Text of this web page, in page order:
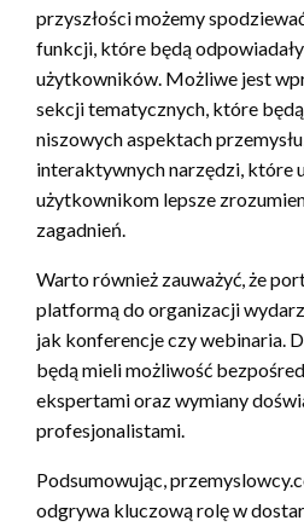
przyszłości możemy
funkcji, które będą
użytkowników. Możliwe jest
sekcji tematycznych, które
niszowych aspektach
interaktywnych narzędzi, które
użytkownikom lepsze
zagadnień.
Warto również zauważyć, że
platformą do organizacji
jak konferencje czy webinaria.
będą mieli możliwość
ekspertami oraz wymiany
profesjonalistami.
Podsumowując,
odgrywa kluczową rolę w